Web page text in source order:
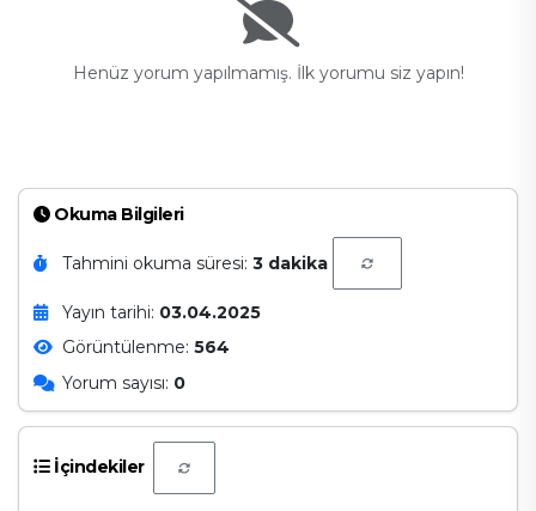
Okuma Bilgileri
Tahmini okuma süresi: 3 dakika
Yayın tarihi: 03.04.2025
Görüntülenme: 564
Yorum sayısı: 0
İçindekiler
Henüz yorum yapılmamış. İlk yorumu siz yapın!